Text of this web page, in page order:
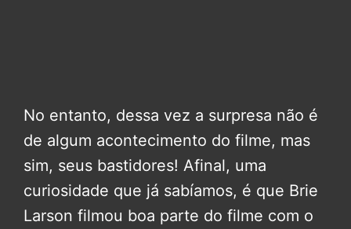
No entanto, dessa vez a surpresa não é
de algum acontecimento do filme, mas
sim, seus bastidores! Afinal, uma
curiosidade que já sabíamos, é que Brie
Larson filmou boa parte do filme com o